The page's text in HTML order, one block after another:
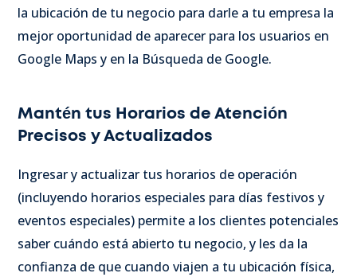
la ubicación de tu negocio para darle a tu empresa la
mejor oportunidad de aparecer para los usuarios en
Google Maps y en la Búsqueda de Google.
Mantén tus Horarios de Atención
Precisos y Actualizados
Ingresar y actualizar tus horarios de operación
(incluyendo horarios especiales para días festivos y
eventos especiales) permite a los clientes potenciales
saber cuándo está abierto tu negocio, y les da la
confianza de que cuando viajen a tu ubicación física,